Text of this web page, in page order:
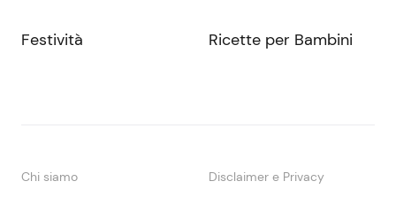
Festività Ricette per Bambini
Chi siamo Disclaimer e Privacy